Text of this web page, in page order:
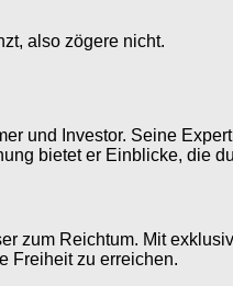
also zögere nicht.
und Investor. Seine
bietet er Einblicke, die
zum Reichtum. Mit
Freiheit zu erreichen.